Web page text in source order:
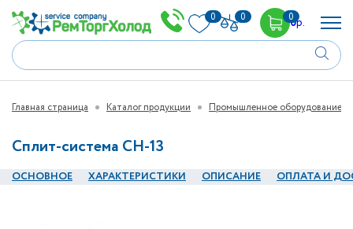
0 0 00р.
Главная страница Каталог продукции Промышленное оборудование
Сплит-система СН-13
ОСНОВНОЕ ХАРАКТЕРИСТИКИ ОПИСАНИЕ ОПЛАТА И